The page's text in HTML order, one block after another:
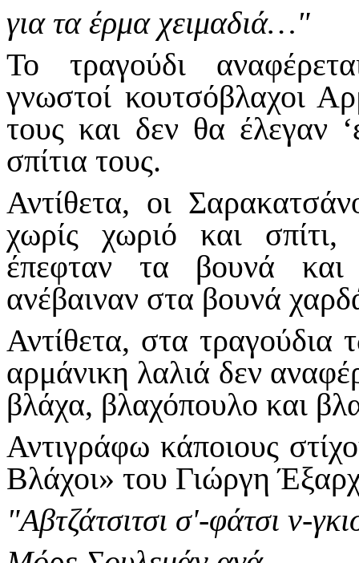
για τα έρμα χειμαδιά…"
Το τραγούδι
γνωστοί κουτσόβλαχοι
τους και δεν θα έλεγαν
σπίτια τους.
Αντίθετα, οι
χωρίς χωριό και
έπεφταν τα βουνά
ανέβαιναν στα βουνά
Αντίθετα, στα
αρμάνικη λαλιά δεν
βλάχα, βλα­χόπουλο και
Αντιγράφω κάποιους
Βλά­χοι» του Γιώργη
"Αβτζάτσιτσι σ'-φάτσι ν-